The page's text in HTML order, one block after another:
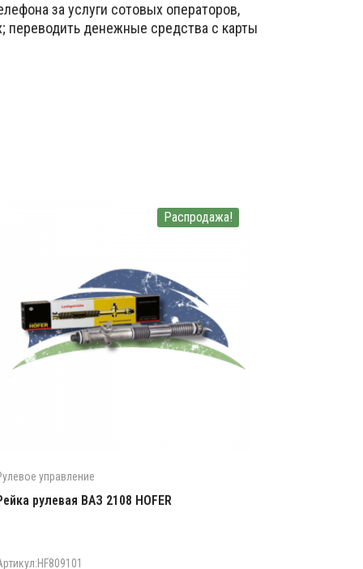
за услуги сотовых операторов,
переводить денежные средства с карты
Распродажа!
управление
рулевая ВАЗ 2108 HOFER